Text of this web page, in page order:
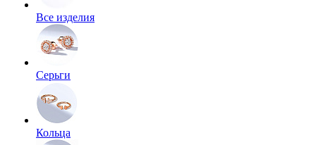
Все изделия
Серьги
Кольца